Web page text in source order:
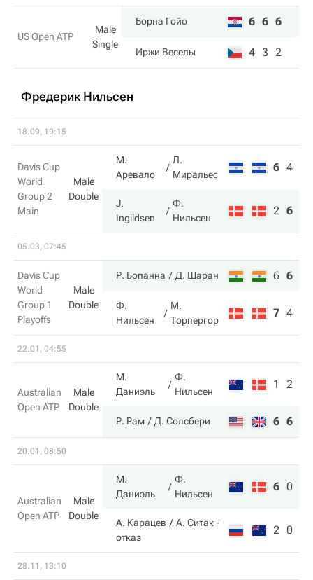
US Open ATP
Male
Single
Борна Гойо 6 6 6
Иржи Веселы 4 3 2
Фредерик Нильсен
18.09, 19:15
Davis Cup
World
Group 2
Main
Male
Double
М.
Аревало
Л.
Миральес
6 4
J.
Ingildsen
Ф.
Нильсен
2 6
05.03, 07:45
Davis Cup
World
Group 1
Playoffs
Male
Double
Р. Бопанна Д. Шаран 6 6
Ф.
Нильсен
М.
Торпергор
7 4
22.01, 04:55
Australian
Open ATP
Male
Double
М.
Даниэль
Ф.
Нильсен
1 2
Р. Рам Д. Солсбери 6 6
20.01, 08:50
Australian
Open ATP
Male
Double
М.
Даниэль
Ф.
Нильсен
6 0
А. Карацев А. Ситак-
отказ
2 0
28.11, 13:10